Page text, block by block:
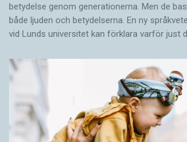
betydelse genom generationerna. Men de
både ljuden och betydelserna. En ny
vid Lunds universitet kan förklara varför just